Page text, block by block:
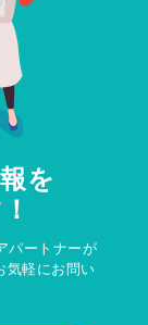
を
パートナーが
気軽にお問い